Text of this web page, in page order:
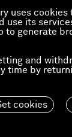
uses
use its
to generate
and
time by
cookies